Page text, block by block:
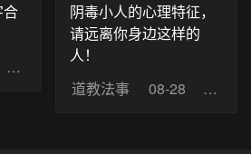
合
浏览：11
阴毒小人的心理特征，
请远离你身边这样的
人！
道教法事
08-28 浏览